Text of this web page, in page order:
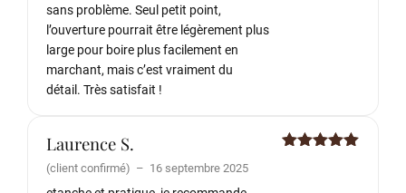
sans problème. Seul petit point,
l’ouverture pourrait être légèrement plus
large pour boire plus facilement en
marchant, mais c’est vraiment du
détail. Très satisfait !
Laurence S.
(client confirmé) – 16 septembre 2025